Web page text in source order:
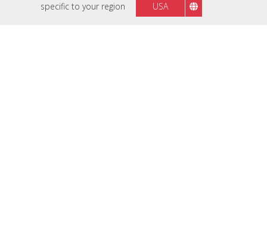
specific to your region USA